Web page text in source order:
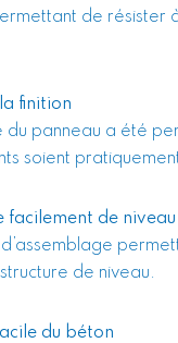
de résister
finition
du panneau a été
soient
facilement de niveau
d’assemblage
de niveau.
du béton